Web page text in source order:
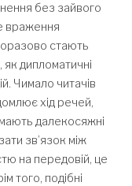
без зайвого
враження
стають
дипломатичні
Чимало читачів
хід речей,
далекосяжні
зв’язок між
на передовій, це
того, подібні